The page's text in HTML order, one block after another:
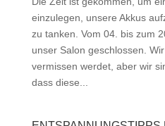
einzulegen, unsere Akkus
zu tanken. Vom 04. bis zum
unser Salon geschlossen.
vermissen werdet, aber wir
dass diese...